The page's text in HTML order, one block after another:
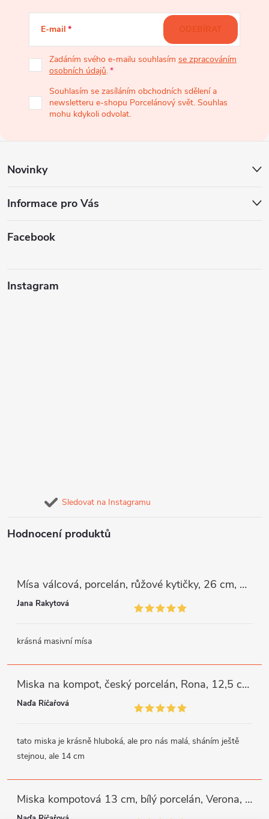
í
E-mail
Zadáním svého e-mailu souhlasím se zpracováním
osobních údajů.
Souhlasím se zasíláním obchodních sdělení a
newsletteru e-shopu Porcelánový svět. Souhlas
mohu kdykoli odvolat.
ODEBÍRAT
Novinky
Informace pro Vás
Facebook
Instagram
Sledovat na Instagramu
Hodnocení produktů
Mísa válcová, porcelán, růžové kytičky, 26 cm, G. Benedikt
Jana Rakytová
krásná masivní mísa
Miska na kompot, český porcelán, Rona, 12,5 cm, bílý, G. Benedikt
Naďa Říčařová
tato miska je krásně hluboká, ale pro nás malá, sháním ještě
stejnou, ale 14 cm
Miska kompotová 13 cm, bílý porcelán, Verona, G. Benedikt